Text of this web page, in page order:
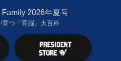
Family 2026年夏号
育つ「育脳」大百科